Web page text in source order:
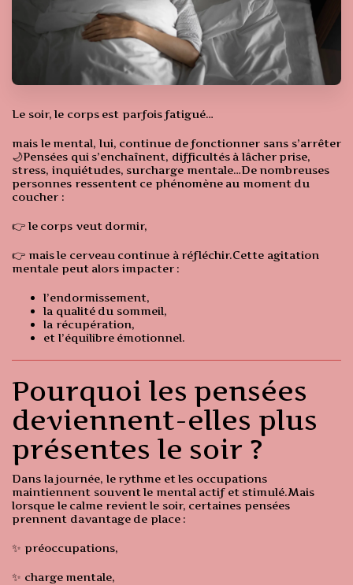
Le soir, le corps est parfois fatigué…
mais le mental, lui, continue de fonctionner sans s’arrêter
🌙Pensées qui s’enchaînent, difficultés à lâcher prise,
stress, inquiétudes, surcharge mentale…De nombreuses
personnes ressentent ce phénomène au moment du
coucher :
👉 le corps veut dormir,
👉 mais le cerveau continue à réfléchir.Cette agitation
mentale peut alors impacter :
l’endormissement,
la qualité du sommeil,
la récupération,
et l’équilibre émotionnel.
Pourquoi les pensées
deviennent-elles plus
présentes le soir ?
Dans la journée, le rythme et les occupations
maintiennent souvent le mental actif et stimulé.Mais
lorsque le calme revient le soir, certaines pensées
prennent davantage de place :
✨ préoccupations,
✨ charge mentale,